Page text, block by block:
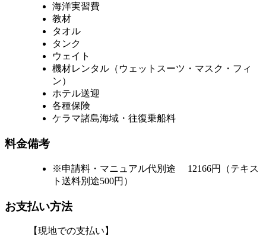
海洋実習費
教材
タオル
タンク
ウェイト
機材レンタル（ウェットスーツ・マスク・フィ
ン）
ホテル送迎
各種保険
ケラマ諸島海域・往復乗船料
料金備考
※申請料・マニュアル代別途 12166円（テキス
ト送料別途500円）
お支払い方法
【現地での支払い】